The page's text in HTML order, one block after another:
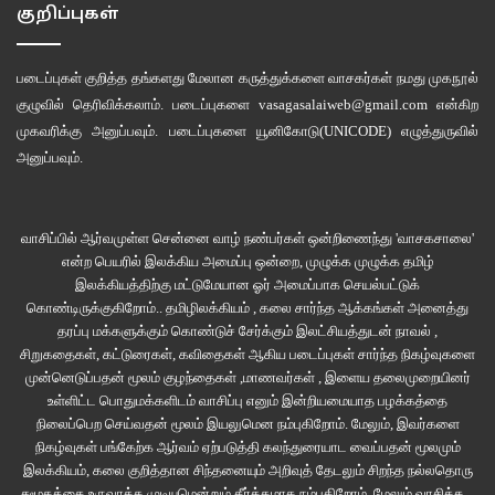
“இனிமேயாச்சும் நமக்கு எந்தப் பிரச்னையும் இருக்காதுல குணா?”
கொஞ்சநேரம் முன்பு அவளுள் பொங்கி வழிந்த கோபம் அடங்கியிருந்தது.
இப்போது ஆதரவான பதிலை எதிர்பார்க்கும் ஒரு சராசரி பெண்ணின் தவிப்பு
மட்டுமே எஞ்சியிருந்தது.
எஞ்சி இருந்தன. அங்குதான் மேட்டில் உட்கார்ந்திருப்பான். தலையில்
முண்டாசோடு மேலுக்குச் சட்டை அணியாமல், சாம்பல் நிற வேட்டி உடுத்தி, பீடி
பிடித்தபடி கையில் கழியோடு… தன் நீண்ட நாக்கைத் தொங்கப் போட்டபடி
கருவாய் செவலையும் அவனோடு எப்போதும் காவலுக்கு கூடவே நிற்கும்.
ராசாமணி, குணாளனைக் கட்டிப்பிடித்து அழுத அன்றுதான் அவனுக்குத்
தெரியும், அப்பாவுக்கு அசலூரில் இன்னொரு குடும்பம் இருப்பது. அம்மா அப்படி
அழுது அதுவரை குணா பார்த்ததில்லை. அப்போது பத்தாவது
படித்துக்கொண்டிருந்த அவனுக்கு வயதைத் தாண்டிய கோபம் கிளைவிட்டது.
குறிப்புகள்
படைப்புகள் குறித்த தங்களது மேலான கருத்துக்களை வாசகர்கள் நமது முகநூல்
குழுவில் தெரிவிக்கலாம். படைப்புகளை vasagasalaiweb@gmail.com என்கிற
முகவரிக்கு அனுப்பவும். படைப்புகளை யூனிகோடு(UNICODE)எழுத்துருவில்
அனுப்பவும்.
வாசிப்பில் ஆர்வமுள்ள சென்னை வாழ் நண்பர்கள் ஒன்றிணைந்து 'வாசகசாலை'
என்ற பெயரில் இலக்கிய அமைப்பு ஒன்றை, முழுக்க முழுக்க தமிழ்
இலக்கியத்திற்கு மட்டுமேயான ஓர் அமைப்பாக செயல்பட்டுக்
கொண்டிருக்குகிறோம்.. தமிழிலக்கியம் , கலை சார்ந்த ஆக்கங்கள் அனைத்து
தரப்பு மக்களுக்கும் கொண்டுச் சேர்க்கும் இலட்சியத்துடன் நாவல் ,
சிறுகதைகள், கட்டுரைகள், கவிதைகள் ஆகிய படைப்புகள் சார்ந்த நிகழ்வுகளை
முன்னெடுப்பதன் மூலம் குழந்தைகள் ,மாணவர்கள் , இளைய தலைமுறையினர்
உள்ளிட்ட பொதுமக்களிடம் வாசிப்பு எனும் இன்றியமையாத பழக்கத்தை
நிலைப்பெற செய்வதன் மூலம் இயலுமென நம்புகிறோம். மேலும், இவர்களை
நிகழ்வுகள் பங்கேற்க ஆர்வம் ஏற்படுத்தி கலந்துரையாட வைப்பதன் மூலமும்
இலக்கியம், கலை குறித்தான சிந்தனையும் அறிவுத் தேடலும் சிறந்த நல்லதொரு